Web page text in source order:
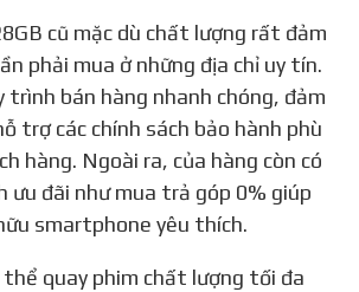
phải mua ở những địa chỉ uy tín.
trình bán hàng nhanh chóng, đảm
trợ các chính sách bảo hành phù
hàng. Ngoài ra, của hàng còn có
ưu đãi như mua trả góp 0% giúp
smartphone yêu thích.